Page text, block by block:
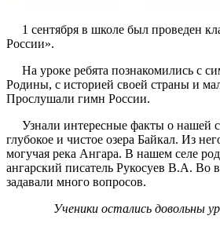
1 сентября в школе был проведен
России».
На уроке ребята познакомились с
Родины, с историей своей страны и
Прослушали гимн России.
Узнали интересные факты о нашей
глубокое и чистое озера Байкал. Из
могучая река Ангара. В нашем селе
ангарский писатель Рукосуев В.А. Во
задавали много вопросов.
Ученики остались довольны